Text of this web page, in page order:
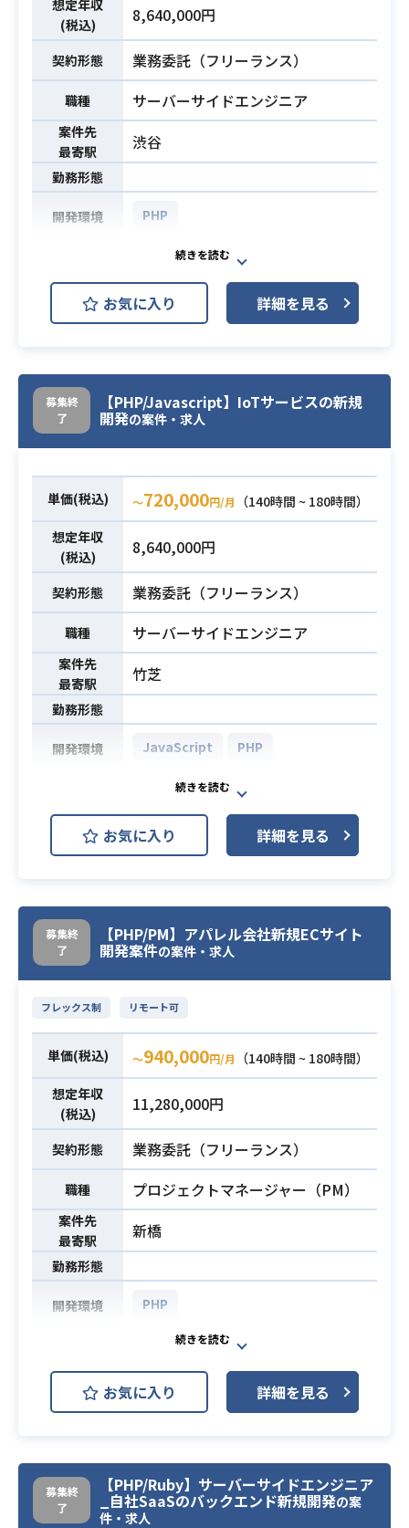
サイトの開発に携わります。
必須スキル
・3年以上のWEB系システム開発の
経験
・本番環境を理解しリリース作業ま
でを担当した経験
・SEとして要件定義書や設計書の作
・大量データ・トラフィックを効率
的に処理するための負荷対策の経験
・ECサイトの開発経験
想定年収
(税込)
8,640,000円
契約形態 業務委託（フリーランス）
職種 サーバーサイドエンジニア
案件先
最寄駅
渋谷
勤務形態
開発環境 PHP
業務内容
既存タイトル・新規タイトルいずれ
かのプロジェクトに参画となりま
す。
・スマートフォンゲームのサーバー
・管理ツールの開発
・カスタマーサポートの調査依頼対
応
・仕様オリエンテーション参加
・デバッグ対応
必須スキル
・Webサービスのサーバーサイド開
発経験 （PHP）3年以上
・RDBMSの設計経験
・MVCのフレームワーク利用経験
・チーム開発の経験
お気に入り 詳細を見る
募集終
了
【PHP/Javascript】IoTサービスの新規
開発の案件・求人
単価(税込) 〜720,000円/月
（140時間 ~ 180時間）
想定年収
(税込)
8,640,000円
契約形態 業務委託（フリーランス）
職種 サーバーサイドエンジニア
案件先
最寄駅
竹芝
勤務形態
開発環境 JavaScript PHP
IoTサービスの新規開発業務を担って
いただきます。
・実務経験が4年以上ある方
・PHPでの開発経験が2年以上
お気に入り 詳細を見る
募集終
了
【PHP/PM】アパレル会社新規ECサイト
開発案件の案件・求人
フレックス制 リモート可
単価(税込) 〜940,000円/月
（140時間 ~ 180時間）
想定年収
(税込)
11,280,000円
契約形態 業務委託（フリーランス）
職種 プロジェクトマネージャー（PM）
案件先
最寄駅
新橋
勤務形態
開発環境 PHP
・チャットボットプロダクトの外部
連携の仕様調整/進行管理
・顧客、ベンダー、社内と連携するS
E業務
・ドキュメンテーション（提案資
料、仕様書等）
・MTG参加（社内外）
お気に入り 詳細を見る
募集終
了
【PHP/Ruby】サーバーサイドエンジニア
_自社SaaSのバックエンド新規開発の案
件・求人